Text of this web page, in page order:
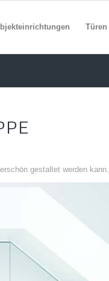
Türen
gestaltet werden kann.